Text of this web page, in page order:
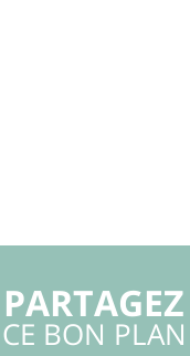
PARTAGEZ
CE BON PLAN